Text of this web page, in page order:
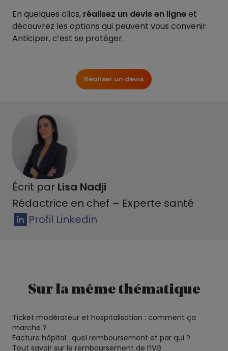
En quelques clics, réalisez un devis en ligneet
découvrez les options qui peuvent vous convenir.
Anticiper, c’est se protéger.
Réaliser un devis
Écrit par Lisa Nadji
Rédactrice en chef – Experte santé
Profil Linkedin
Sur la même thématique
Ticket modérateur et hospitalisation : comment ça
marche ?
Facture hôpital : quel remboursement et par qui ?
Tout savoir sur le remboursement de l’IVG